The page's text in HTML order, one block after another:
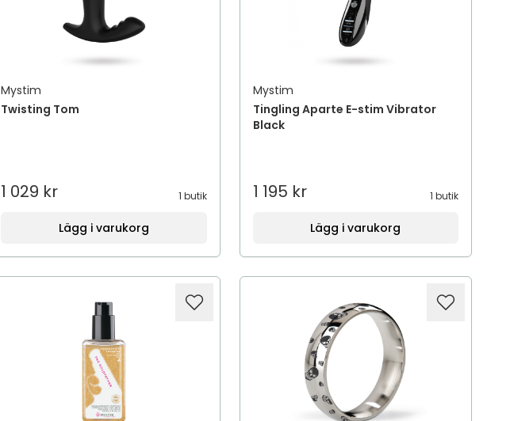
Mystim
Twisting Tom
1 029 kr 1 butik
Lägg i varukorg
Mystim
Tingling Aparte E-stim Vibrator
Black
1 195 kr 1 butik
Lägg i varukorg